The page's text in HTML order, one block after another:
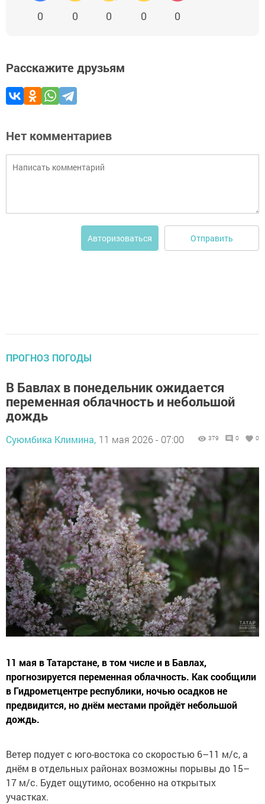
0 0 0 0 0
Расскажите друзьям
Нет комментариев
Авторизоваться Отправить
ПРОГНОЗ ПОГОДЫ
В Бавлах в понедельник ожидается
переменная облачность и небольшой
дождь
Суюмбика Климина, 11 мая 2026 - 07:00 379 0 0
11 мая в Татарстане, в том числе и в Бавлах,
прогнозируется переменная облачность. Как сообщили
в Гидрометцентре республики, ночью осадков не
предвидится, но днём местами пройдёт небольшой
дождь.
Ветер подует с юго-востока со скоростью 6–11 м/с, а
днём в отдельных районах возможны порывы до 15–
17 м/с. Будет ощутимо, особенно на открытых
участках.